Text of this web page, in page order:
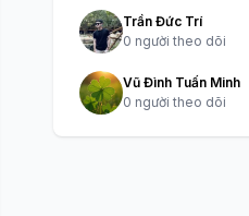
Trần Đức Trí
0 người theo dõi
Vũ Đình Tuấn Minh
0 người theo dõi